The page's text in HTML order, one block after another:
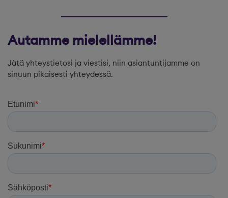
Autamme mielellämme!
Jätä yhteystietosi ja viestisi, niin asiantuntijamme on
sinuun pikaisesti yhteydessä.